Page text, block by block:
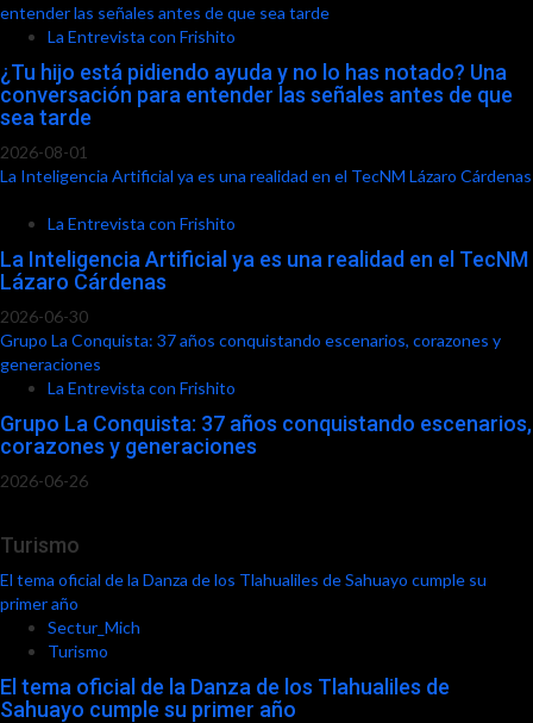
entender las señales antes de que sea tarde
La Entrevista con Frishito
¿Tu hijo está pidiendo ayuda y no lo has notado? Una
conversación para entender las señales antes de que
sea tarde
2026-08-01
La Inteligencia Artificial ya es una realidad en el TecNM Lázaro Cárdenas
La Entrevista con Frishito
La Inteligencia Artificial ya es una realidad en el TecNM
Lázaro Cárdenas
2026-06-30
Grupo La Conquista: 37 años conquistando escenarios, corazones y
generaciones
La Entrevista con Frishito
Grupo La Conquista: 37 años conquistando escenarios,
corazones y generaciones
2026-06-26
Turismo
El tema oficial de la Danza de los Tlahualiles de Sahuayo cumple su
primer año
Sectur_Mich
Turismo
El tema oficial de la Danza de los Tlahualiles de
Sahuayo cumple su primer año